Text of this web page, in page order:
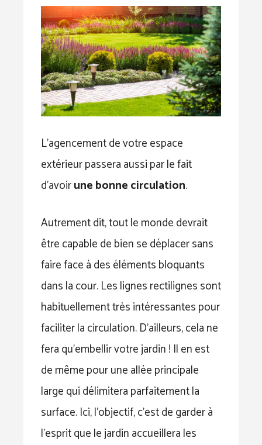
L’agencement de votre espace
extérieur passera aussi par le fait
d’avoirune bonne circulation.
Autrement dit, tout le monde devrait
être capable de bien se déplacer sans
faire face à des éléments bloquants
dans la cour. Les lignes rectilignes sont
habituellement très intéressantes pour
faciliter la circulation. D’ailleurs, cela ne
fera qu’embellir votre jardin ! Il en est
de même pour une allée principale
large qui délimitera parfaitement la
surface. Ici, l’objectif, c’est de garder à
l’esprit que le jardin accueillera les